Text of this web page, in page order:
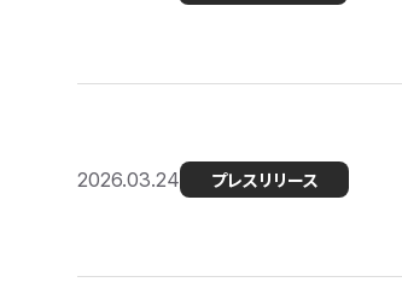
2026.03.24 プレスリリース